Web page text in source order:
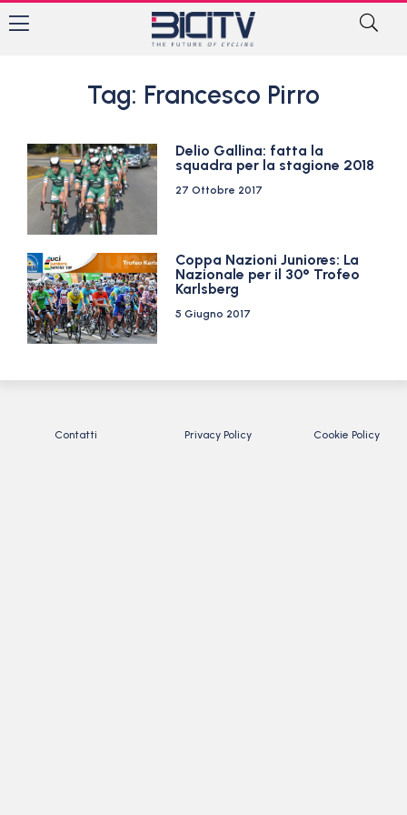
Tag: Francesco Pirro
Delio Gallina: fatta la
squadra per la stagione 2018
27 Ottobre 2017
Coppa Nazioni Juniores: La
Nazionale per il 30° Trofeo
Karlsberg
5 Giugno 2017
Contatti Privacy Policy Cookie Policy